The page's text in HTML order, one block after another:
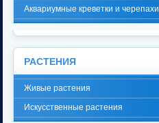
Аквариумные креветки и черепахи
РАСТЕНИЯ
Живые растения
Искусственные растения